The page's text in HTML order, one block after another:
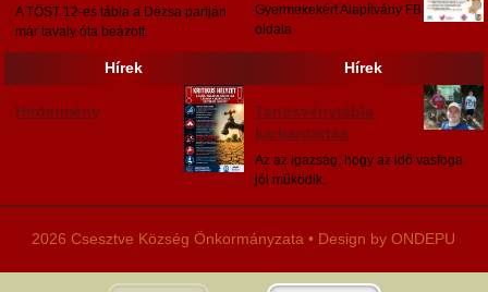
A TÖST 12-es tábla a Dézsa partján
már tavaly óta beázott.
Gyermekekért Alapítvány FB
oldala
Hírek
Hirdetmény
Hírek
Tanösvénytábla
karbantartás
Az az igazság, hogy az idő vasfoga
jól működik.
2026 Csesztve Község Önkormányzata • Design by ONDEPU